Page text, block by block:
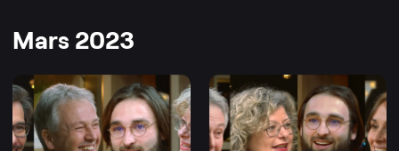
Mars 2023